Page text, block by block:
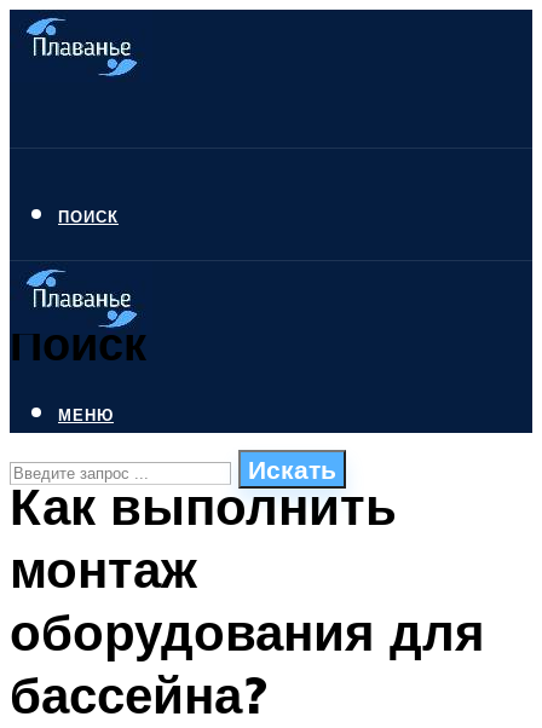
ПОИСК
Поиск
Искать
ПЛАВАНЬЕ ДЛЯ ДЕТЕЙ
БАССЕЙН ДЛЯ ДОМА
ОЧИСТКА БАССЕЙНОВ
МЕНЮ
Как выполнить
монтаж
оборудования для
бассейна?